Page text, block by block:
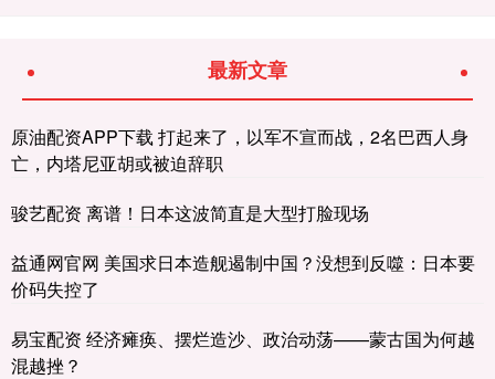
最新文章
原油配资APP下载 打起来了，以军不宣而战，2名巴西人身
亡，内塔尼亚胡或被迫辞职
骏艺配资 离谱！日本这波简直是大型打脸现场
益通网官网 美国求日本造舰遏制中国？没想到反噬：日本要
价码失控了
易宝配资 经济瘫痪、摆烂造沙、政治动荡——蒙古国为何越
混越挫？